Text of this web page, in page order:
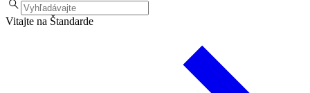
Vitajte na Štandarde